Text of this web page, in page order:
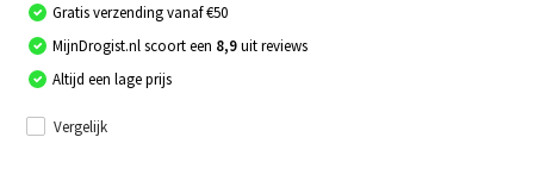
Gratis verzending vanaf €50
MijnDrogist.nl scoort een 8,9uit reviews
Altijd een lage prijs
Vergelijk